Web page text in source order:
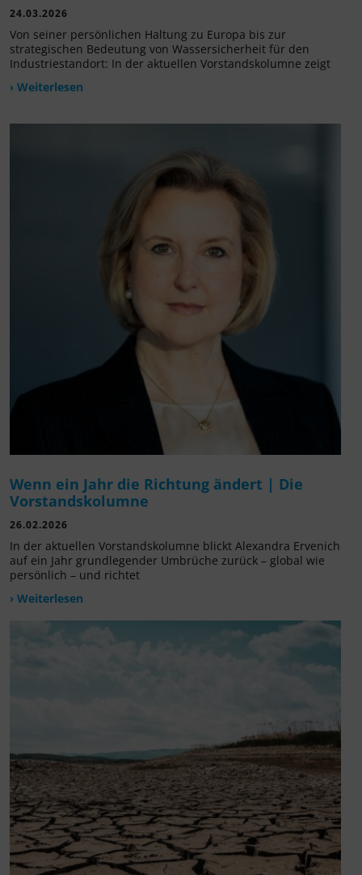
24.03.2026
Von seiner persönlichen Haltung zu Europa bis zur
strategischen Bedeutung von Wassersicherheit für den
Industriestandort: In der aktuellen Vorstandskolumne zeigt
› Weiterlesen
Wenn ein Jahr die Richtung ändert | Die
Vorstandskolumne
26.02.2026
In der aktuellen Vorstandskolumne blickt Alexandra Ervenich
auf ein Jahr grundlegender Umbrüche zurück – global wie
persönlich – und richtet
› Weiterlesen